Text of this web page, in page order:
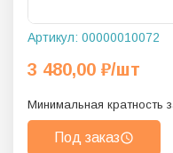
Артикул: 00000010072
3 480,00 ₽/шт
Минимальная кратность
Под заказ